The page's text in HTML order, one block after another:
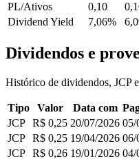
PL/Ativos
0,10
Dividend Yield
7,06%
Dividendos e
Histórico de dividendos, JCP
Tipo Valor Data com
JCP R$ 0,25 20/07/2026 05/
JCP R$ 0,25 19/04/2026 06/
JCP R$ 0,26 19/01/2026 04/